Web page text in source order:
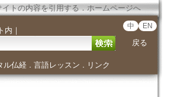
イトの内容を引用する．ホームページへ
内 ｜ 中 EN
戻る
ル仏経． 言語レッスン ． リンク